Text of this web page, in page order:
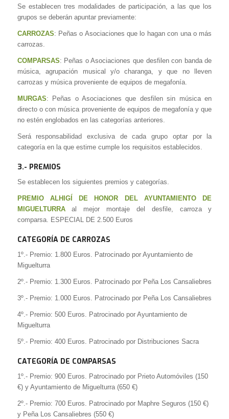
Se establecen tres modalidades de participación, a las que los
grupos se deberán apuntar previamente:
CARROZAS: Peñas o Asociaciones que lo hagan con una o más
carrozas.
COMPARSAS: Peñas o Asociaciones que desfilen con banda de
música, agrupación musical y/o charanga, y que no lleven
carrozas y música proveniente de equipos de megafonía.
MURGAS: Peñas o Asociaciones que desfilen sin música en
directo o con música proveniente de equipos de megafonía y que
no estén englobados en las categorías anteriores.
Será responsabilidad exclusiva de cada grupo optar por la
categoría en la que estime cumple los requisitos establecidos.
3.- PREMIOS
Se establecen los siguientes premios y categorías.
PREMIO ALHIGÍ DE HONOR DEL AYUNTAMIENTO DE
MIGUELTURRAal mejor montaje del desfile, carroza y
comparsa. ESPECIAL DE 2.500 Euros
CATEGORÍA DE CARROZAS
1º.- Premio: 1.800 Euros. Patrocinado por Ayuntamiento de
Miguelturra
2º.- Premio: 1.300 Euros. Patrocinado por Peña Los Cansaliebres
3º.- Premio: 1.000 Euros. Patrocinado por Peña Los Cansaliebres
4º.- Premio: 500 Euros. Patrocinado por Ayuntamiento de
Miguelturra
5º.- Premio: 400 Euros. Patrocinado por Distribuciones Sacra
CATEGORÍA DE COMPARSAS
1º.- Premio: 900 Euros. Patrocinado por Prieto Automóviles (150
€) y Ayuntamiento de Miguelturra (650 €)
2º.- Premio: 700 Euros. Patrocinado por Maphre Seguros (150 €)
y Peña Los Cansaliebres (550 €)